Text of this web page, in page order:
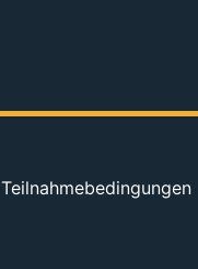
Teilnahmebedingungen